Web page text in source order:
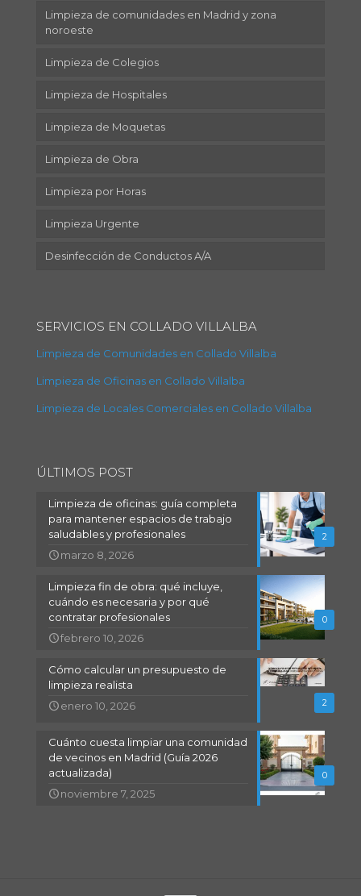
Limpieza de comunidades en Madrid y zona
noroeste
Limpieza de Colegios
Limpieza de Hospitales
Limpieza de Moquetas
Limpieza de Obra
Limpieza por Horas
Limpieza Urgente
Desinfección de Conductos A/A
SERVICIOS EN COLLADO VILLALBA
Limpieza de Comunidades en Collado Villalba
Limpieza de Oficinas en Collado Villalba
Limpieza de Locales Comerciales en Collado Villalba
ÚLTIMOS POST
2
Limpieza de oficinas: guía completa
para mantener espacios de trabajo
saludables y profesionales
marzo 8, 2026
0
Limpieza fin de obra: qué incluye,
cuándo es necesaria y por qué
contratar profesionales
febrero 10, 2026
2
Cómo calcular un presupuesto de
limpieza realista
enero 10, 2026
0
Cuánto cuesta limpiar una comunidad
de vecinos en Madrid (Guía 2026
actualizada)
noviembre 7, 2025